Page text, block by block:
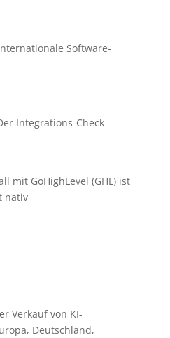
Software-
Integrations-Check
mit GoHighLevel (GHL) ist
nativ
Verkauf von KI-
Deutschland,